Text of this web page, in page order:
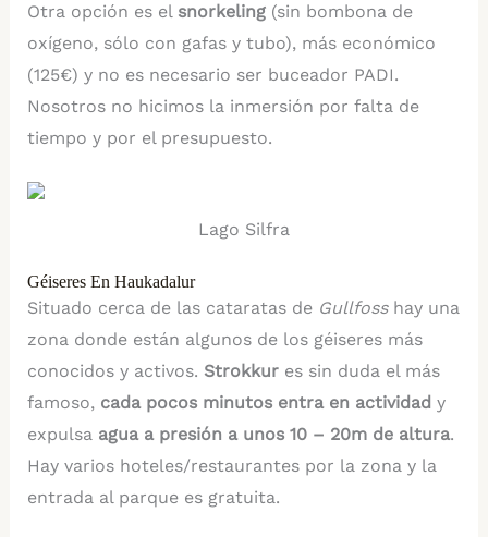
Otra opción es el snorkeling(sin bombona de
oxígeno, sólo con gafas y tubo), más económico
(125€) y no es necesario ser buceador PADI.
Nosotros no hicimos la inmersión por falta de
tiempo y por el presupuesto.
Lago Silfra
Géiseres En Haukadalur
Situado cerca de las cataratas de Gullfosshay una
zona donde están algunos de los géiseres más
conocidos y activos. Strokkures sin duda el más
famoso, cada pocos minutos entra en actividad y
expulsa agua a presión a unos 10 – 20m de altura.
Hay varios hoteles/restaurantes por la zona y la
entrada al parque es gratuita.